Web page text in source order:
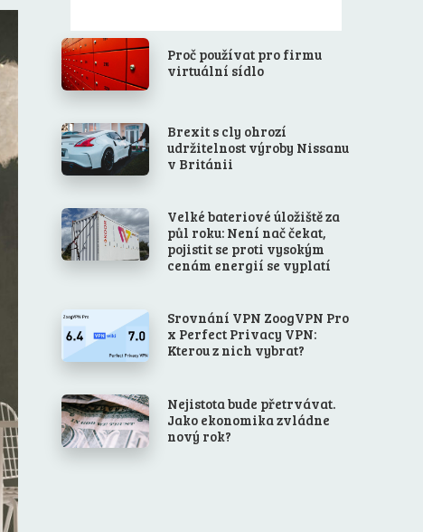
Proč používat pro firmu
virtuální sídlo
Brexit s cly ohrozí
udržitelnost výroby Nissanu
v Británii
Velké bateriové úložiště za
půl roku: Není nač čekat,
pojistit se proti vysokým
cenám energií se vyplatí
Srovnání VPN ZoogVPN Pro
x Perfect Privacy VPN:
Kterou z nich vybrat?
Nejistota bude přetrvávat.
Jako ekonomika zvládne
nový rok?